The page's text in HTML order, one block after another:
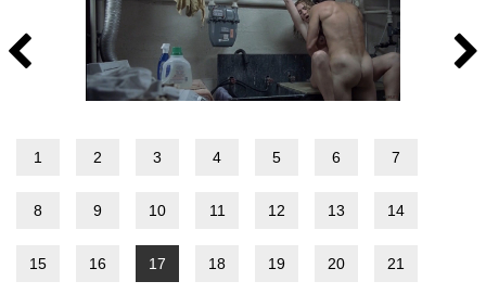
1 2 3 4 5 6 7
8 9 10 11 12 13 14
15 16 17 18 19 20 21